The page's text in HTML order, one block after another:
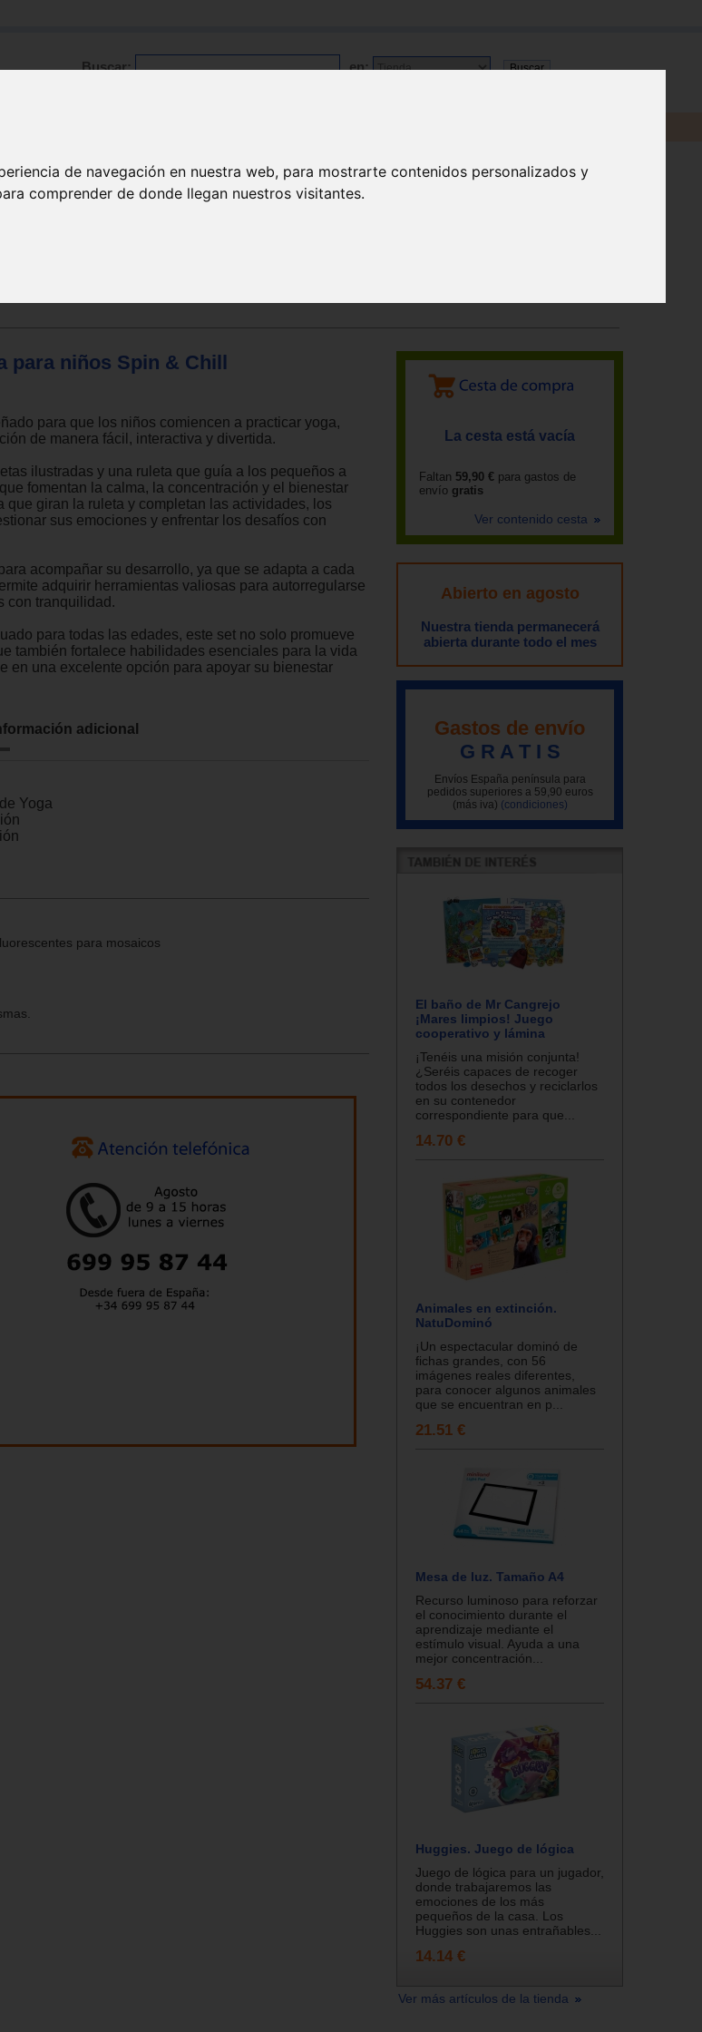
de navegación en nuestra web, para mostrarte contenidos personalizados y
comprender de donde llegan nuestros visitantes.
Buscar: en:
para niños Spin & Chill
para que los niños comiencen a practicar yoga,
de manera fácil, interactiva y divertida.
ilustradas y una ruleta que guía a los pequeños a
fomentan la calma, la concentración y el bienestar
que giran la ruleta y completan las actividades, los
sus emociones y enfrentar los desafíos con
acompañar su desarrollo, ya que se adapta a cada
adquirir herramientas valiosas para autorregularse
con tranquilidad.
para todas las edades, este set no solo promueve
también fortalece habilidades esenciales para la vida
en una excelente opción para apoyar su bienestar
adicional
Yoga
para mosaicos
La cesta está vacía
Faltan 59,90 € para gastos de
envío gratis
Ver contenido cesta
Abierto en agosto
Nuestra tienda permanecerá
abierta durante todo el mes
Gastos de envío
G R A T I S
Envíos España península para
pedidos superiores a 59,90 euros
(más iva) (condiciones)
El baño de Mr Cangrejo
¡Mares limpios! Juego
cooperativo y lámina
¡Tenéis una misión conjunta!
¿Seréis capaces de recoger
todos los desechos y reciclarlos
en su contenedor
correspondiente para que...
14.70 €
Animales en extinción.
NatuDominó
¡Un espectacular dominó de
fichas grandes, con 56
imágenes reales diferentes,
para conocer algunos animales
que se encuentran en p...
21.51 €
Mesa de luz. Tamaño A4
Recurso luminoso para reforzar
el conocimiento durante el
aprendizaje mediante el
estímulo visual. Ayuda a una
mejor concentración...
54.37 €
Huggies. Juego de lógica
Juego de lógica para un jugador,
donde trabajaremos las
emociones de los más
pequeños de la casa. Los
Huggies son unas entrañables...
14.14 €
Ver más artículos de la tienda